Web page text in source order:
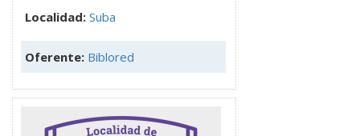
Localidad: Suba
Oferente: Biblored